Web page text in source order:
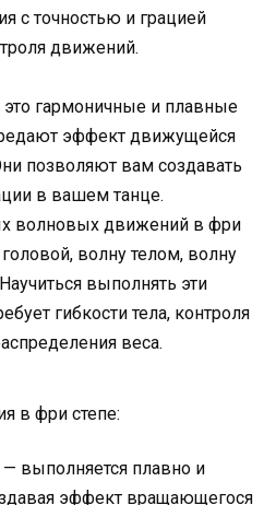
с точностью и грацией
движений.
гармоничные и плавные
эффект движущейся
позволяют вам создавать
в вашем танце.
волновых движений в фри
волну телом, волну
выполнять эти
гибкости тела, контроля
веса.
в фри степе:
выполняется плавно и
эффект вращающегося